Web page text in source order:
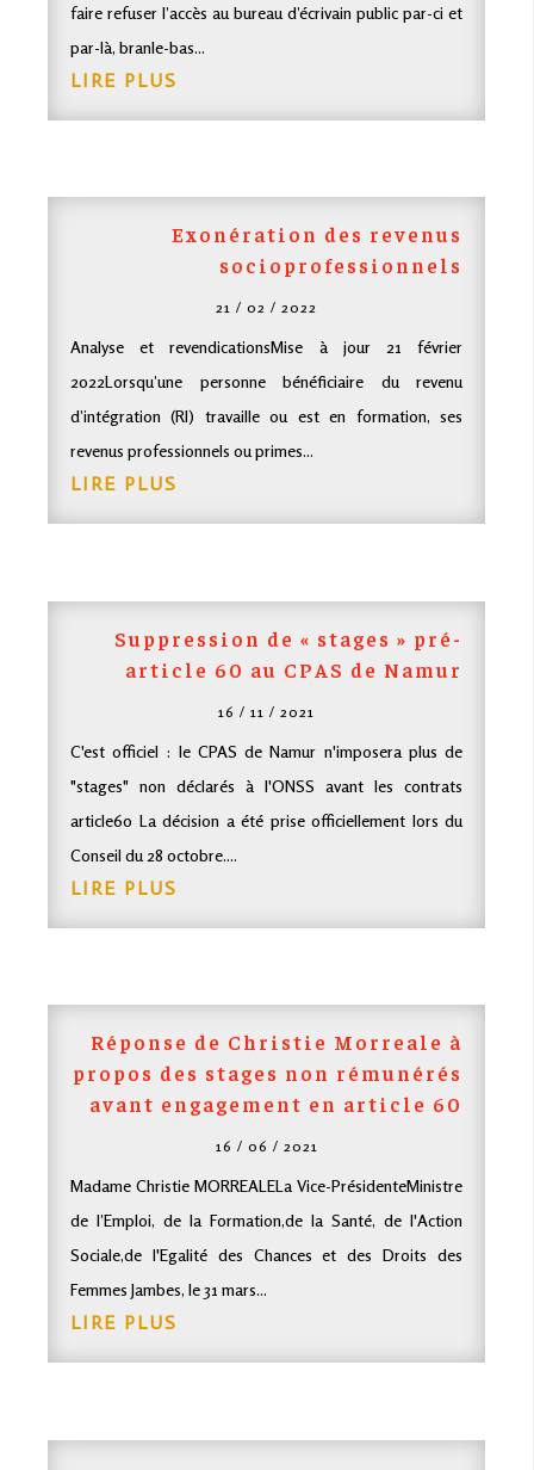
faire refuser l’accès au bureau d’écrivain public par-ci et
par-là, branle-bas...
LIRE PLUS
Exonération des revenus
socioprofessionnels
21 / 02 / 2022
Analyse et revendicationsMise à jour 21 février
2022Lorsqu’une personne bénéficiaire du revenu
d’intégration (RI) travaille ou est en formation, ses
revenus professionnels ou primes...
LIRE PLUS
Suppression de « stages » pré-
article 60 au CPAS de Namur
16 / 11 / 2021
C'est officiel : le CPAS de Namur n'imposera plus de
"stages" non déclarés à l'ONSS avant les contrats
article60 La décision a été prise officiellement lors du
Conseil du 28 octobre....
LIRE PLUS
Réponse de Christie Morreale à
propos des stages non rémunérés
avant engagement en article 60
16 / 06 / 2021
Madame Christie MORREALELa Vice-PrésidenteMinistre
de l’Emploi, de la Formation,de la Santé, de l'Action
Sociale,de l'Egalité des Chances et des Droits des
Femmes Jambes, le 31 mars...
LIRE PLUS